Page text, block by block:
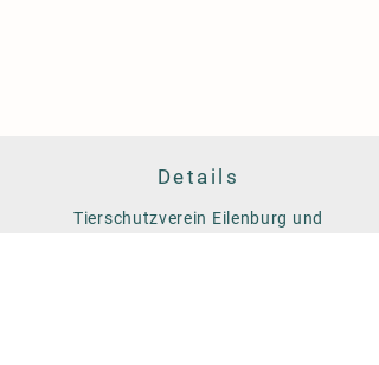
Details
Tierschutzverein Eilenburg und